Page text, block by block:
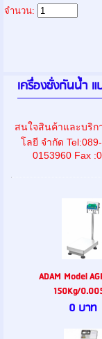
จำนวน:
เครื่องชั่งกันน้ำ
สนใจสินค้าและบริก
โลยี จำกัด
0153960 Fax
ADAM Model
150Kg/
0 บาท